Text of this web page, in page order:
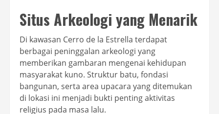
Situs Arkeologi yang Menarik
Di kawasan Cerro de la Estrella terdapat
berbagai peninggalan arkeologi yang
memberikan gambaran mengenai kehidupan
masyarakat kuno. Struktur batu, fondasi
bangunan, serta area upacara yang ditemukan
di lokasi ini menjadi bukti penting aktivitas
religius pada masa lalu.